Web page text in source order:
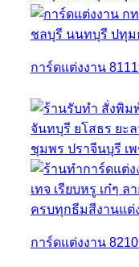
การ์ดแต่งงาน
การ์ดแต่งงาน